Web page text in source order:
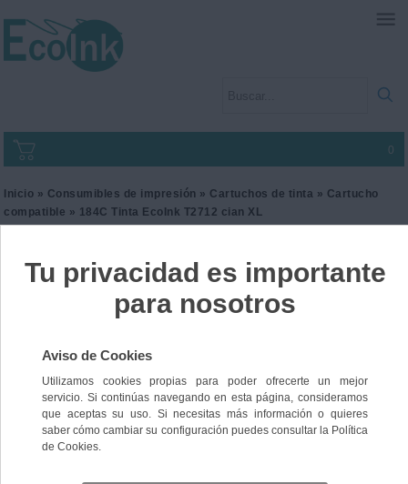
0
Inicio » Consumibles de impresión » Cartuchos de tinta » Cartucho
compatible » 184C Tinta EcoInk T2712 cian XL
184C Tinta EcoInk T2712
Ref. I2EPST2712